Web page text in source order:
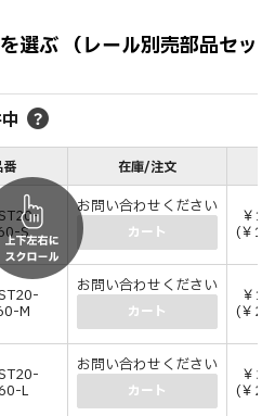
選ぶ （レール別売部品セッ
番 在庫/注文
S
お問い合わせください
カート
￥
(￥
M
お問い合わせください
カート
￥
(￥
L
お問い合わせください
カート
￥
(￥